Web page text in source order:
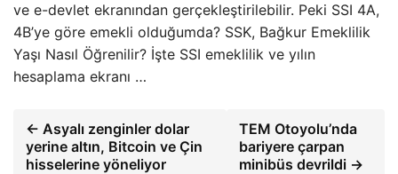
ve e-devlet ekranından gerçekleştirilebilir. Peki SSI 4A,
4B’ye göre emekli olduğumda? SSK, Bağkur Emeklilik
Yaşı Nasıl Öğrenilir? İşte SSI emeklilik ve yılın
hesaplama ekranı …
← Asyalı zenginler dolar
yerine altın, Bitcoin ve Çin
hisselerine yöneliyor
TEM Otoyolu’nda
bariyere çarpan
minibüs devrildi →